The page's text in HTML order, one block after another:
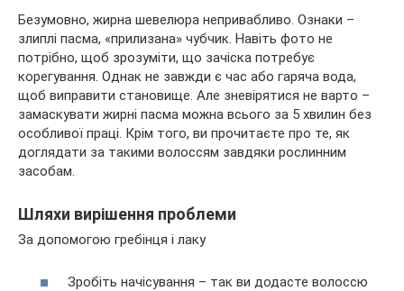
Безумовно, жирна шевелюра непривабливо. Ознаки –
злиплі пасма, «прилизана» чубчик. Навіть фото не
потрібно, щоб зрозуміти, що зачіска потребує
корегування. Однак не завжди є час або гаряча вода,
щоб виправити становище. Але зневірятися не варто –
замаскувати жирні пасма можна всього за 5 хвилин без
особливої праці. Крім того, ви прочитаєте про те, як
доглядати за такими волоссям завдяки рослинним
засобам.
Шляхи вирішення проблеми
За допомогою гребінця і лаку
Зробіть начісування – так ви додасте волоссю